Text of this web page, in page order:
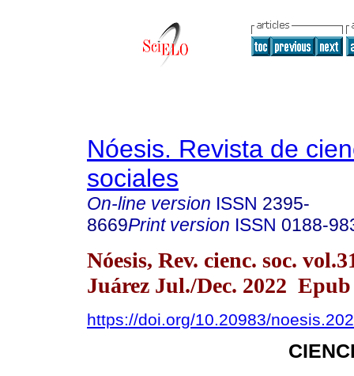
Nóesis. Revista de
sociales
On-line version ISSN 2395-
8669Print version ISSN 0188-
Nóesis, Rev. cienc. soc.
Juárez Jul./Dec. 2022 Epub
https://doi.org/10.20983/